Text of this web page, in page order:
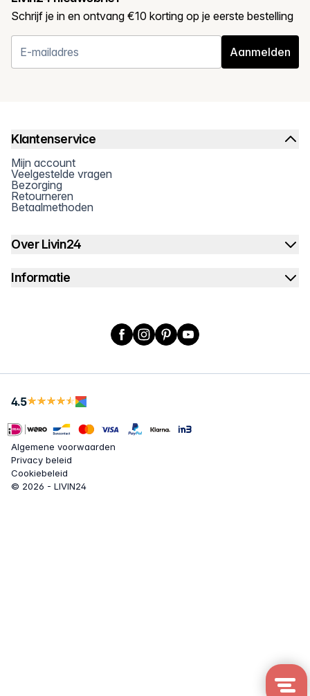
Schrijf je in en ontvang €10 korting op je eerste bestelling
Aanmelden
Klantenservice
Mijn account
Veelgestelde vragen
Bezorging
Retourneren
Betaalmethoden
Over Livin24
Informatie
Facebook
Instagram
PinterestYouTube
4.5
Algemene voorwaarden
Privacy beleid
Cookiebeleid
© 2026 - LIVIN24